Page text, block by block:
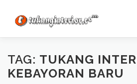
konten
TAG: TUKANG
KEBAYORAN BARU